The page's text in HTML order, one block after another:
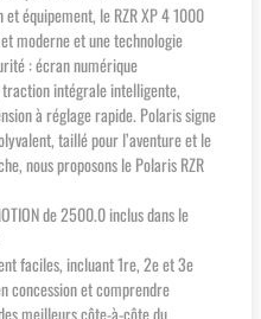
équipement, le RZR XP 4 1000
moderne et une technologie
: écran numérique
intégrale intelligente,
à réglage rapide. Polaris signe
taillé pour l’aventure et le
nous proposons le Polaris RZR
de 2500.0 inclus dans le
faciles, incluant 1re, 2e et 3e
concession et comprendre
meilleurs côte-à-côte du